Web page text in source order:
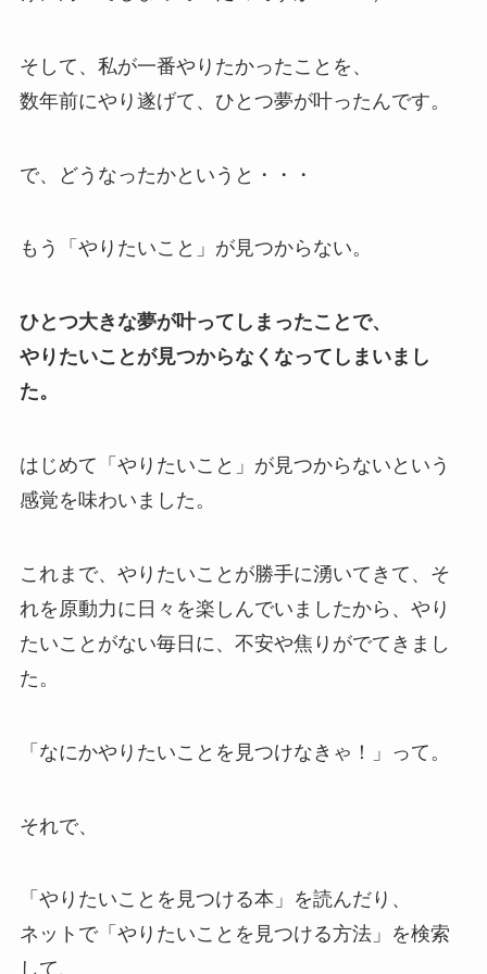
そして、私が一番やりたかったことを、
数年前にやり遂げて、ひとつ夢が叶ったんです。
で、どうなったかというと・・・
もう「やりたいこと」が見つからない。
ひとつ大きな夢が叶ってしまったことで、
やりたいことが見つからなくなってしまいまし
た。
はじめて「やりたいこと」が見つからないという
感覚を味わいました。
これまで、やりたいことが勝手に湧いてきて、そ
れを原動力に日々を楽しんでいましたから、やり
たいことがない毎日に、不安や焦りがでてきまし
た。
「なにかやりたいことを見つけなきゃ！」って。
それで、
「やりたいことを見つける本」を読んだり、
ネットで「やりたいことを見つける方法」を検索
して、